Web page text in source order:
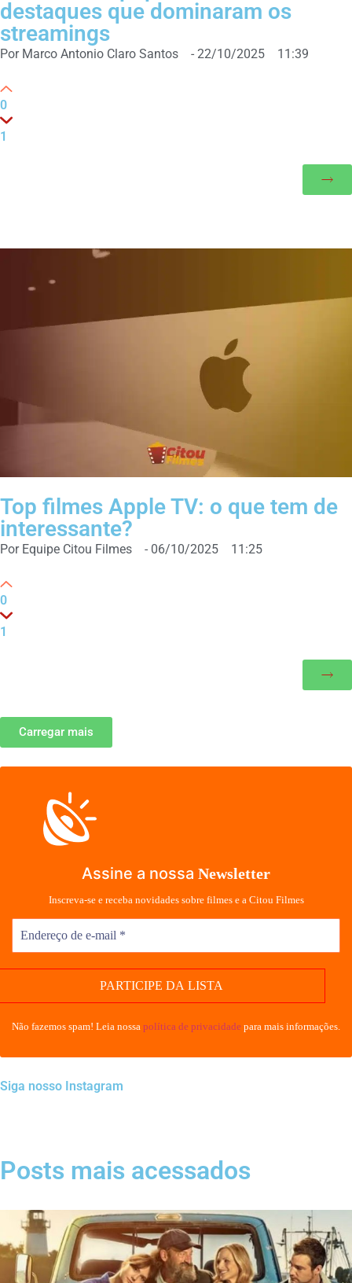
destaques que dominaram os
streamings
Por Marco Antonio Claro Santos - 22/10/2025 11:39
0
1
Top filmes Apple TV: o que tem de
interessante?
Por Equipe Citou Filmes - 06/10/2025 11:25
0
1
Carregar mais
Assine a nossa Newsletter
Inscreva-se e receba novidades sobre filmes e a Citou Filmes
Não fazemos spam! Leia nossa política de privacidade para mais informações.
Siga nosso Instagram
Posts mais acessados